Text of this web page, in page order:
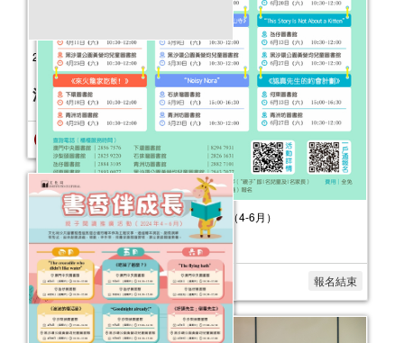
2026年“書香伴成長”親子閱讀推廣活動 （4-6月）
活動日期：2026年04月11日
報名結束
2024年“書香伴成長”親子閱讀推廣活動
（10-12月）
活動日期：2024年10月05日
報名結束